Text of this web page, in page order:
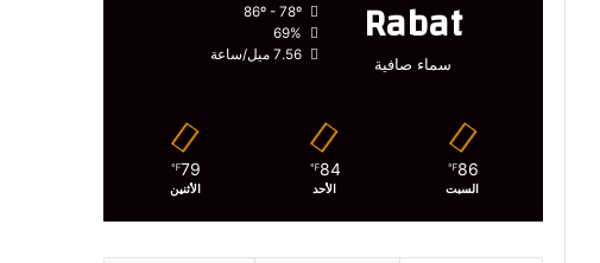
Rabat
سماء صافية
69%
7.56 ميل/ساعة
86
℉
السبت
84
℉
الأحد
79
℉
الأثنين